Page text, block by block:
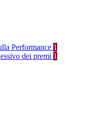
Performance 1
dei premi 1